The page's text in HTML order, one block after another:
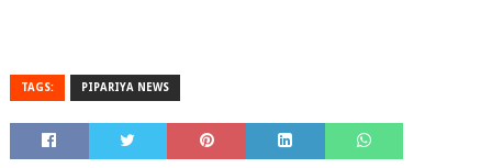
TAGS: PIPARIYA NEWS